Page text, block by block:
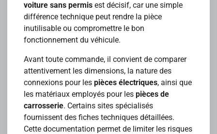
voiture sans permis est décisif, car une simple
différence technique peut rendre la pièce
inutilisable ou compromettre le bon
fonctionnement du véhicule.
Avant toute commande, il convient de comparer
attentivement les dimensions, la nature des
connexions pour lespièces électriques, ainsi que
les matériaux employés pour lespièces de
carrosserie. Certains sites spécialisés
fournissent des fiches techniques détaillées.
Cette documentation permet de limiter les risques